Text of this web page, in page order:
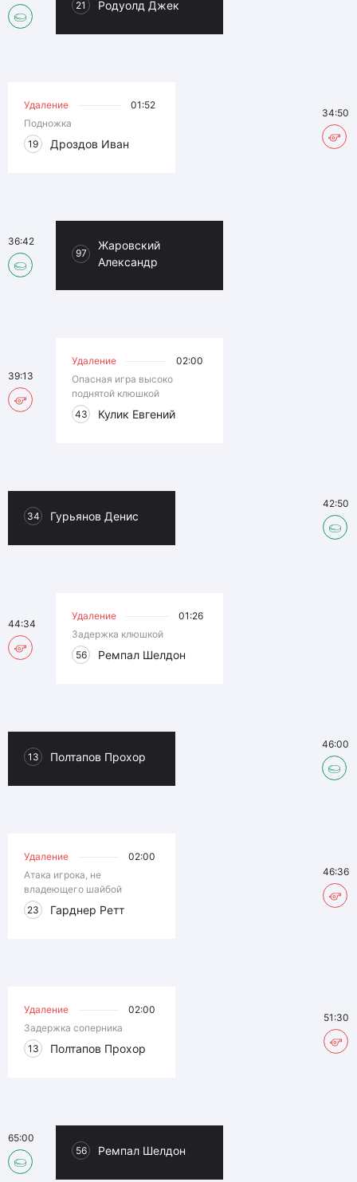
21 Родуолд Джек
Удаление
01:52
Подножка
19
Дроздов Иван
34:50
97
Жаровский
Александр
36:42
Удаление
02:00
Опасная игра высоко
поднятой клюшкой
43
Кулик Евгений
39:13
34 Гурьянов Денис
42:50
Удаление
01:26
Задержка клюшкой
56
Ремпал Шелдон
44:34
13 Полтапов Прохор
46:00
Удаление
02:00
Атака игрока, не
владеющего шайбой
23
Гарднер Ретт
46:36
Удаление
02:00
Задержка соперника
13
Полтапов Прохор
51:30
56 Ремпал Шелдон
65:00